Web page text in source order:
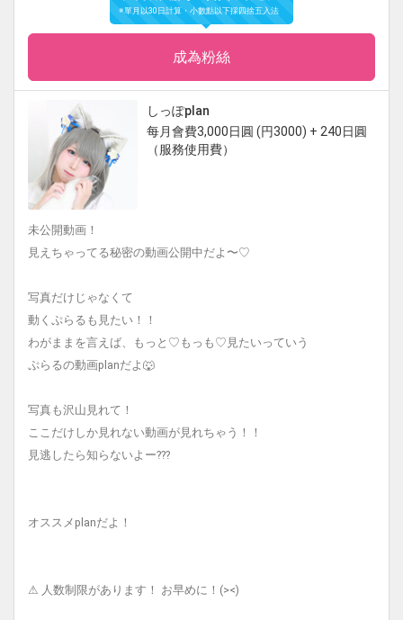
※單月以30日計算・小數點以下採四捨五入法
成為粉絲
しっぽplan
每月會費3,000日圓 (円3000) + 240日圓
（服務使用費）
未公開動画！
見えちゃってる秘密の動画公開中だよ〜♡
写真だけじゃなくて
動くぷらるも見たい！！
わがままを言えば、もっと♡もっも♡見たいっていう
ぷらるの動画planだよ🐺
写真も沢山見れて！
ここだけしか見れない動画が見れちゃう！！
見逃したら知らないよー???
オススメplanだよ！
⚠︎ 人数制限があります！ お早めに！(><)